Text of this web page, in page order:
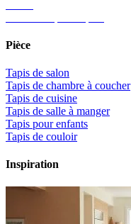
Pièce
Tapis de salon
Tapis de chambre à coucher
Tapis de cuisine
Tapis de salle à manger
Tapis pour enfants
Tapis de couloir
Inspiration